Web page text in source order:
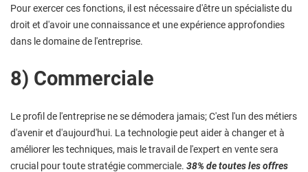
Pour exercer ces fonctions, il est nécessaire d'être un spécialiste du
droit et d'avoir une connaissance et une expérience approfondies
dans le domaine de l'entreprise.
8) Commerciale
Le profil de l'entreprise ne se démodera jamais; C'est l'un des métiers
d'avenir et d'aujourd'hui. La technologie peut aider à changer et à
améliorer les techniques, mais le travail de l'expert en vente sera
crucial pour toute stratégie commerciale. 38% de toutes les offres